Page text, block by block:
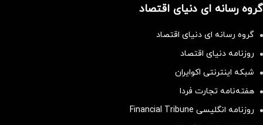
گروه رسانه ای دنیای اقتصاد
گروه رسانه ای دنیای اقتصاد
روزنامه دنیای اقتصاد
شبکه اینترنتی اکوایران
هفته‌نامه تجارت فردا
روزنامه انگلیسی Financial Tribune